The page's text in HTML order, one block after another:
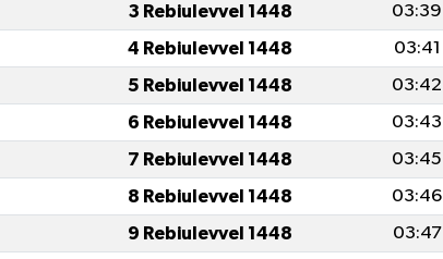
3 Rebiulevvel 1448 03:39
4 Rebiulevvel 1448 03:41
5 Rebiulevvel 1448 03:42
6 Rebiulevvel 1448 03:43
7 Rebiulevvel 1448 03:45
8 Rebiulevvel 1448 03:46
9 Rebiulevvel 1448 03:47